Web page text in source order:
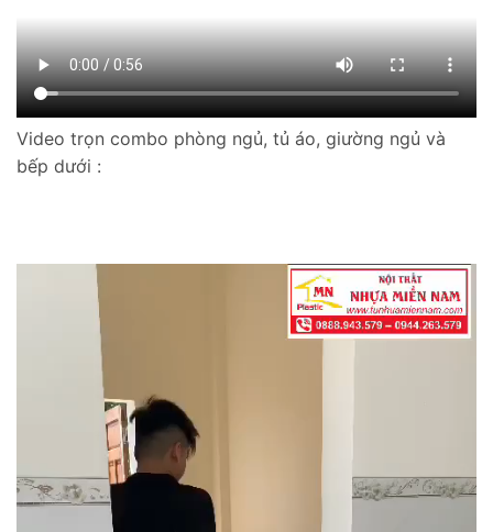
Video trọn combo phòng ngủ, tủ áo, giường ngủ và
bếp dưới :